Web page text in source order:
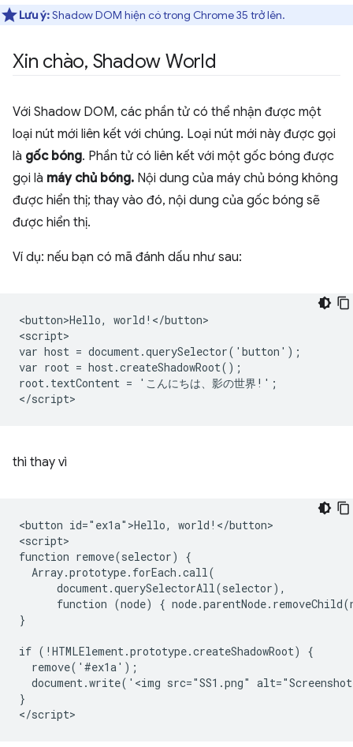
Lưu ý:Shadow DOM hiện có trong Chrome 35 trở lên.
Xin chào, Shadow World
Với Shadow DOM, các phần tử có thể nhận được một
loại nút mới liên kết với chúng. Loại nút mới này được gọi
là gốc bóng. Phần tử có liên kết với một gốc bóng được
gọi là máy chủ bóng. Nội dung của máy chủ bóng không
được hiển thị; thay vào đó, nội dung của gốc bóng sẽ
được hiển thị.
Ví dụ: nếu bạn có mã đánh dấu như sau:
<button>Hello, world!</button>
<script>
var host = document.querySelector('button');
var root = host.createShadowRoot();
root.textContent = 'こんにちは、影の世界!';
thì thay vì
<button id="ex1a">Hello, world!</button>
<script>
function remove(selector) {
  Array.prototype.forEach.call(
      document.querySelectorAll(selector),
function (node) {
}
if (!HTMLElement.prototype.createShadowRoot) {
  remove('#ex1a');
document.write('<img src="SS1.png"
}